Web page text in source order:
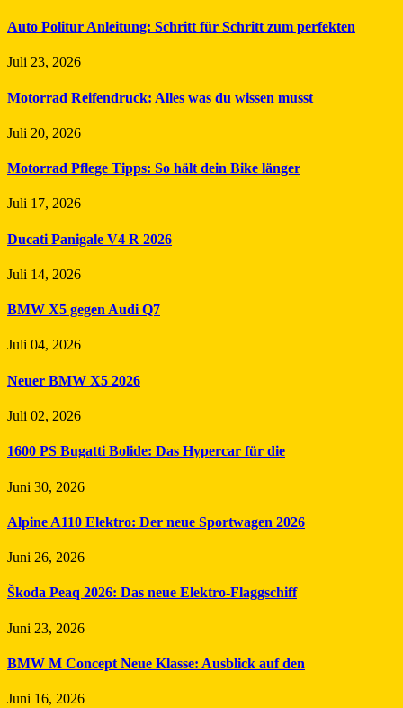
Auto Politur Anleitung: Schritt für Schritt zum perfekten
Juli 23, 2026
Motorrad Reifendruck: Alles was du wissen musst
Juli 20, 2026
Motorrad Pflege Tipps: So hält dein Bike länger
Juli 17, 2026
Ducati Panigale V4 R 2026
Juli 14, 2026
BMW X5 gegen Audi Q7
Juli 04, 2026
Neuer BMW X5 2026
Juli 02, 2026
1600 PS Bugatti Bolide: Das Hypercar für die
Juni 30, 2026
Alpine A110 Elektro: Der neue Sportwagen 2026
Juni 26, 2026
Škoda Peaq 2026: Das neue Elektro-Flaggschiff
Juni 23, 2026
BMW M Concept Neue Klasse: Ausblick auf den
Juni 16, 2026